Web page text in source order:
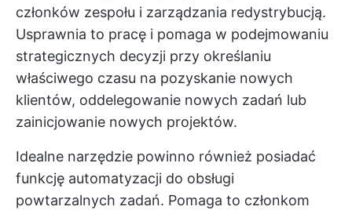
członków zespołu i zarządzania redystrybucją.
Usprawnia to pracę i pomaga w podejmowaniu
strategicznych decyzji przy określaniu
właściwego czasu na pozyskanie nowych
klientów, oddelegowanie nowych zadań lub
zainicjowanie nowych projektów.
Idealne narzędzie powinno również posiadać
funkcję automatyzacji do obsługi
powtarzalnych zadań. Pomaga to członkom